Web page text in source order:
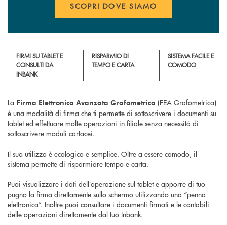
SCOPRI DOVE SIAMO
FIRMI SU TABLET E
CONSULTI DA
INBANK
RISPARMIO DI
TEMPO E CARTA
SISTEMA FACILE E
COMODO
La Firma Elettronica Avanzata Grafometrica (FEA Grafometrica)
è una modalità di firma che ti permette di sottoscrivere i documenti su
tablet ed effettuare molte operazioni in filiale senza necessità di
sottoscrivere moduli cartacei.
Il suo utilizzo è ecologico e semplice. Oltre a essere comodo, il
sistema permette di risparmiare tempo e carta.
Puoi visualizzare i dati dell’operazione sul tablet e apporre di tuo
pugno la firma direttamente sullo schermo utilizzando una “penna
elettronica”. Inoltre puoi consultare i documenti firmati e le contabili
delle operazioni direttamente dal tuo Inbank.